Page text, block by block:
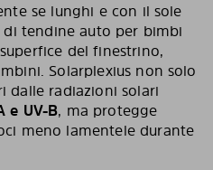
se lunghi e con il sole
tendine auto per bimbi
del finestrino,
Solarplexius non solo
dalle radiazioni solari
e UV-B, ma protegge
meno lamentele durante